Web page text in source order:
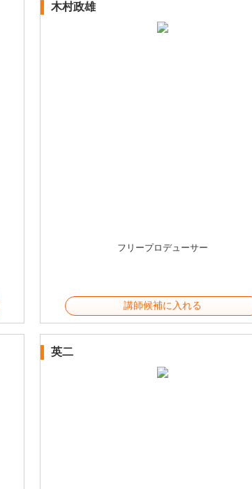
木村政雄
フリープロデューサー
講師候補に入れる
英二